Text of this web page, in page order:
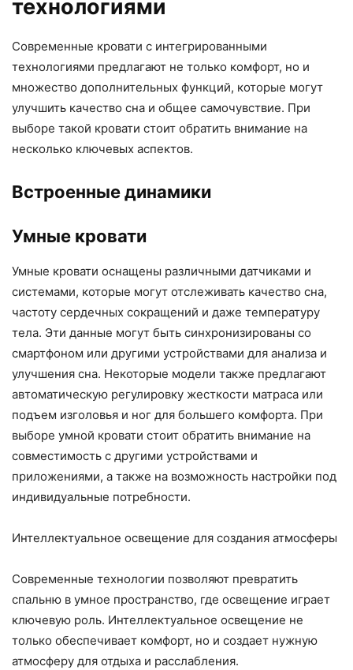
технологиями
Современные кровати с интегрированными
технологиями предлагают не только комфорт, но и
множество дополнительных функций, которые могут
улучшить качество сна и общее самочувствие. При
выборе такой кровати стоит обратить внимание на
несколько ключевых аспектов.
Встроенные динамики
Умные кровати
Умные кровати оснащены различными датчиками и
системами, которые могут отслеживать качество сна,
частоту сердечных сокращений и даже температуру
тела. Эти данные могут быть синхронизированы со
смартфоном или другими устройствами для анализа и
улучшения сна. Некоторые модели также предлагают
автоматическую регулировку жесткости матраса или
подъем изголовья и ног для большего комфорта. При
выборе умной кровати стоит обратить внимание на
совместимость с другими устройствами и
приложениями, а также на возможность настройки под
индивидуальные потребности.
Интеллектуальное освещение для создания атмосферы
Современные технологии позволяют превратить
спальню в умное пространство, где освещение играет
ключевую роль. Интеллектуальное освещение не
только обеспечивает комфорт, но и создает нужную
атмосферу для отдыха и расслабления.